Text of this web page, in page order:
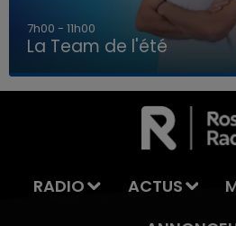
LA TEAM DE L'ÉTÉ
7h00 - 11h00
La Team de l'été
RADIO ACTUS